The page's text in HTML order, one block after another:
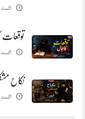
اگست 8, 2026
توقعات
اگست 8, 2026
نکاح
اگست 8, 2026